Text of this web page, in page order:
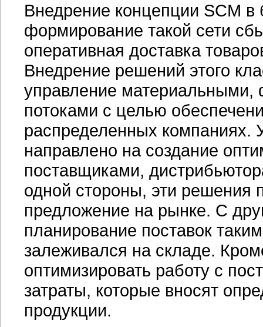
Внедрение концепции SCM в
формирование такой сети
оперативная доставка
Внедрение решений этого
управление
потоками с целью
распределенных компаниях.
направлено на создание
поставщиками,
одной стороны, эти решения
предложение на рынке. С
планирование поставок
залеживался на складе.
оптимизировать работу с
затраты, которые вносят
продукции.